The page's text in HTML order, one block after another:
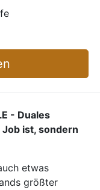
- Duales
ist, sondern
etwas
größter